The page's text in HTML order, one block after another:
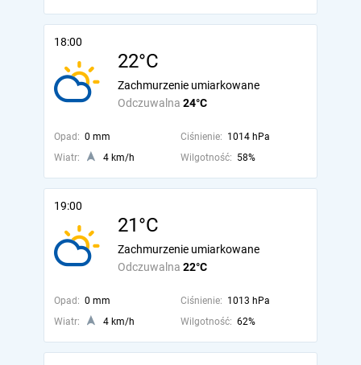
18:00
22°C
Odczuwalna 24°C
Zachmurzenie umiarkowane
Opad: 0 mm Ciśnienie: 1014 hPa
Wiatr:
4 km/h Wilgotność: 58%
19:00
21°C
Odczuwalna 22°C
Zachmurzenie umiarkowane
Opad: 0 mm Ciśnienie: 1013 hPa
Wiatr:
4 km/h Wilgotność: 62%